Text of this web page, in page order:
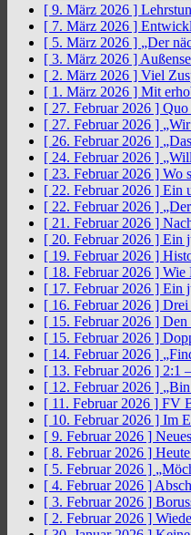
[ 9. März 2026 ]
[ 7. März 2026 ]
[ 5. März 2026 ] „Der
[ 3. März 2026 ]
[ 2. März 2026 ] Viel
[ 1. März 2026 ] Mit
[ 27. Februar 2026 ] Quo
[ 27. Februar 2026 ]
[ 26. Februar 2026 ]
[ 24. Februar 2026 ]
[ 23. Februar 2026 ] Wo
[ 22. Februar 2026 ] Ein
[ 22. Februar 2026 ]
[ 21. Februar 2026 ]
[ 20. Februar 2026 ] Ein
[ 19. Februar 2026 ]
[ 18. Februar 2026 ] Wie
[ 17. Februar 2026 ] Ein
[ 16. Februar 2026 ] Drei
[ 15. Februar 2026 ] Den
[ 15. Februar 2026 ]
[ 14. Februar 2026 ]
[ 13. Februar 2026 ] 2:1
[ 12. Februar 2026 ]
[ 11. Februar 2026 ] FV
[ 10. Februar 2026 ] Im
[ 9. Februar 2026 ]
[ 8. Februar 2026 ]
[ 5. Februar 2026 ]
[ 4. Februar 2026 ]
[ 3. Februar 2026 ]
[ 2. Februar 2026 ]